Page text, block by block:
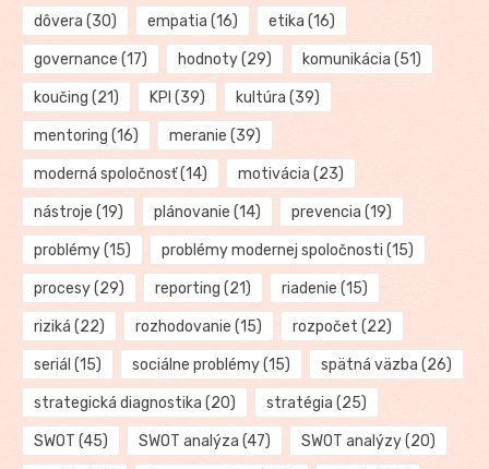
dôvera (30) empatia (16) etika (16)
governance (17) hodnoty(29) komunikácia (51)
koučing (21) KPI (39) kultúra (39)
mentoring (16) meranie (39)
moderná spoločnosť(14) motivácia (23)
nástroje (19) plánovanie (14) prevencia (19)
problémy(15) problémy modernej spoločnosti (15)
procesy(29) reporting (21) riadenie (15)
riziká (22) rozhodovanie (15) rozpočet (22)
seriál (15) sociálne problémy(15) spätná väzba (26)
strategická diagnostika (20) stratégia (25)
SWOT (45) SWOT analýza (47) SWOT analýzy(20)